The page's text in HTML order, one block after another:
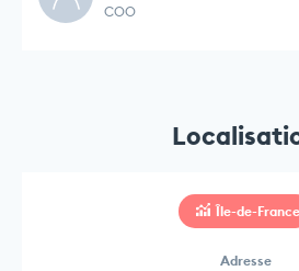
COO
Île-de-France
Adresse